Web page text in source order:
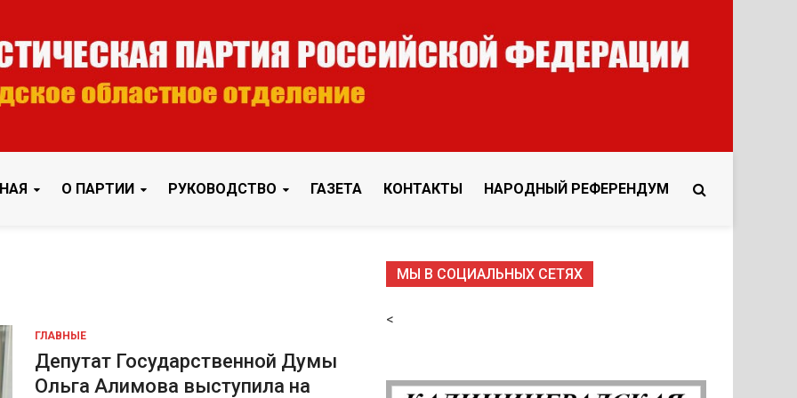
отделение
отделенияО ПАРТИИ РУКОВОДСТВО ГАЗЕТА КОНТАКТЫ НАРОДНЫЙ РЕФЕРЕНДУМ
ГЛАВНЫЕ
Депутат Государственной Думы
Ольга Алимова выступила на
МЫ В СОЦИАЛЬНЫХ СЕТЯХ
<